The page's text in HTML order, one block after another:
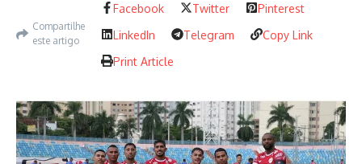
Compartilhe
este artigo
Facebook Twitter
Pinterest
LinkedIn
Telegram
Copy Link
Print Article